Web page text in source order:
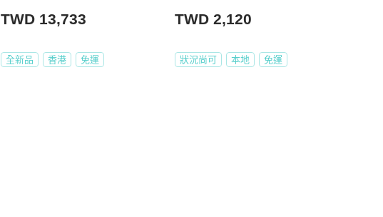
TWD 13,733
全新品 香港 免運
TWD 2,120
狀況尚可 本地 免運